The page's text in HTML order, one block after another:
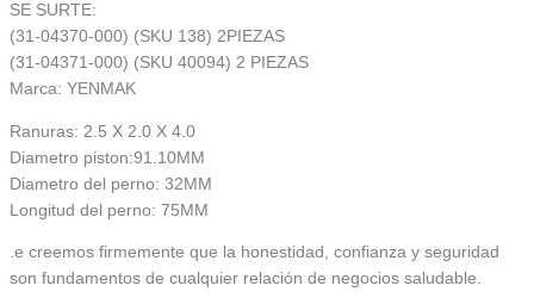
SE SURTE:
(31-04370-000) (SKU 138) 2PIEZAS
(31-04371-000) (SKU 40094) 2 PIEZAS
Marca: YENMAK
Ranuras: 2.5 X 2.0 X 4.0
Diametro piston:91.10MM
Diametro del perno: 32MM
Longitud del perno: 75MM
.e creemos firmemente que la honestidad, confianza y seguridad
son fundamentos de cualquier relación de negocios saludable.